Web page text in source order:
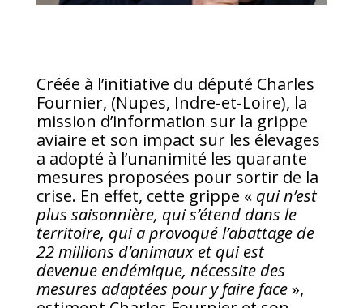
Créée à l’initiative du député Charles
Fournier, (Nupes, Indre-et-Loire), la
mission d’information sur la grippe
aviaire et son impact sur les élevages
a adopté à l’unanimité les quarante
mesures proposées pour sortir de la
crise. En effet, cette grippe « qui n’est
plus saisonnière, qui s’étend dans le
territoire, qui a provoqué l’abattage de
22 millions d’animaux et qui est
devenue endémique, nécessite des
mesures adaptées pour y faire face»,